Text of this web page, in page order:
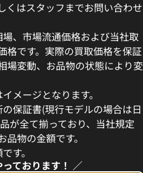
ー
参考買取価格
1,727,000円
※2026年5月27日時点の参考
くはスタッフまでお問い合わせ
、市場流通価格および当社取
格です。実際の買取価格を保証
場変動、お品物の状態により変
メージとなります。
保証書(現行モデルの場合は日
が全て揃っており、当社規定
物の金額です。
す。
ております！ ／